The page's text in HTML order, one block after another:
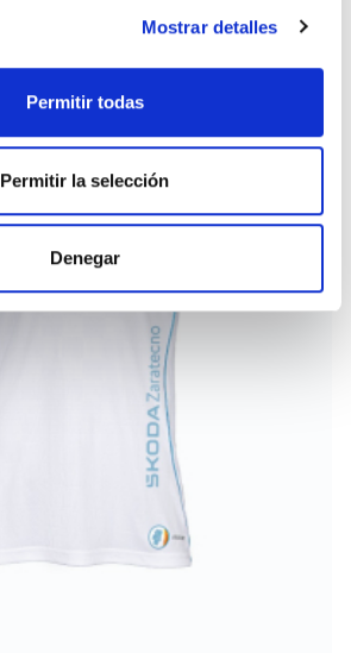
Mostrar detalles
Permitir todas
Permitir la selección
Denegar